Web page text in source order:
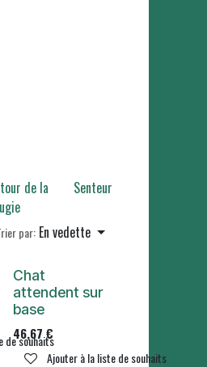
de la
Senteur
par: En vedette
de souhaits
Chat
attendent sur
base
46,67€
Ajouter à la liste de souhaits